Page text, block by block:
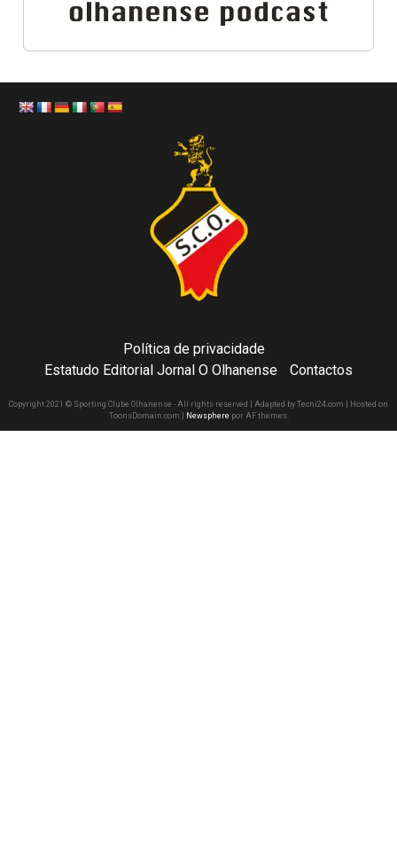
Política de privacidade
Estatudo Editorial Jornal O Olhanense
Contactos
Copyright 2021 © Sporting Clube Olhanense - All rights reserved | Adapted by Tecni24.com | Hosted on
ToonsDomain.com
Newsphere por AF themes.